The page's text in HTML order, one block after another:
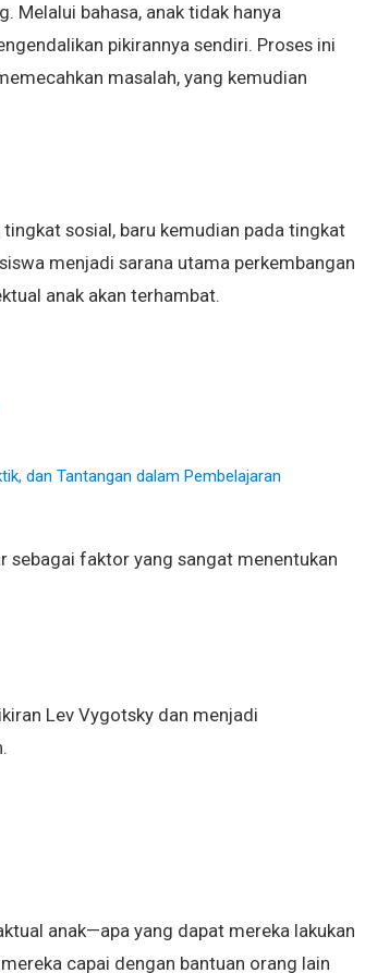
Melalui bahasa, anak tidak hanya
pikirannya sendiri. Proses ini
masalah, yang kemudian
sosial, baru kemudian pada tingkat
menjadi sarana utama perkembangan
anak akan terhambat.
dan Tantangan dalam Pembelajaran
sebagai faktor yang sangat menentukan
Lev Vygotsky dan menjadi
anak—apa yang dapat mereka lakukan
capai dengan bantuan orang lain